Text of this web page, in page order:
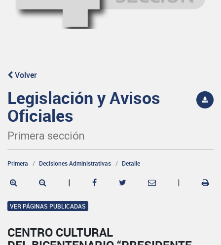
Volver
Legislación y Avisos
Oficiales
Primera sección
Primera Decisiones Administrativas Detalle
| |
VER PÁGINAS PUBLICADAS
CENTRO CULTURAL